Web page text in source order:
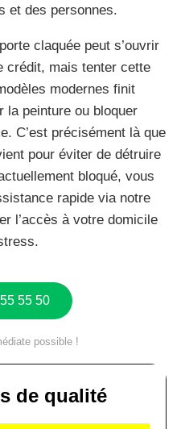
et des personnes.
claquée peut s’ouvrir
crédit, mais tenter cette
modernes finit
la peinture ou bloquer
C’est précisément là que
pour éviter de détruire
bloqué, vous
rapide via notre
l’accès à votre domicile
55 50
possible !
de qualité